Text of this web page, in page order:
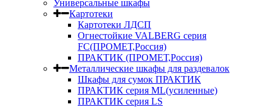
Универсальные шкафы
Картотеки
Картотеки ЛДСП
Огнестойкие VALBERG серия
FC(ПРОМЕТ,Россия)
ПРАКТИК (ПРОМЕТ,Россия)
Металлические шкафы для раздевалок
Шкафы для сумок ПРАКТИК
ПРАКТИК серия ML(усиленные)
ПРАКТИК серия LS